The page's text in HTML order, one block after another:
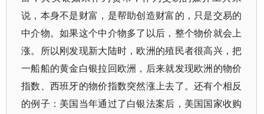
说，本身不是财富，是帮助创造财富的，只是交易的
中介物。如果这个中介物多了以后，整个物价就会上
涨。所以刚发现新大陆时，欧洲的殖民者很高兴，把
一船船的黄金白银拉回欧洲，后来就发现欧洲的物价
指数、西班牙的物价指数突然涨上去了。还有个相反
的例子：美国当年通过了白银法案后，美国国家收购